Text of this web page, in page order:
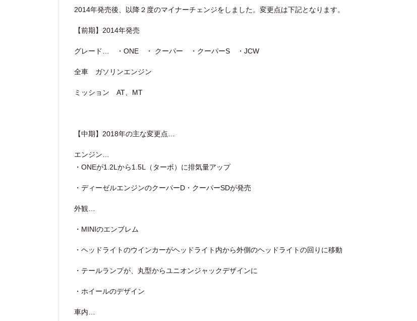
2014年発売後、以降２度のマイナーチェンジをしました。変更点は下記となります。
【前期】2014年発売
グレード… ・ONE ・ クーパー ・クーパーS ・JCW
全車 ガソリンエンジン
ミッション AT、MT
【中期】2018年の主な変更点…
エンジン…
・ONEが1.2Lから1.5Ⅼ（ターボ）に排気量アップ
・ディーゼルエンジンのクーパーD・クーパーSDが発売
外観…
・MINIのエンブレム
・ヘッドライトのウインカーがヘッドライト内から外側のヘッドライトの回りに移動
・テールランプが、丸型からユニオンジャックデザインに
・ホイールのデザイン
車内…